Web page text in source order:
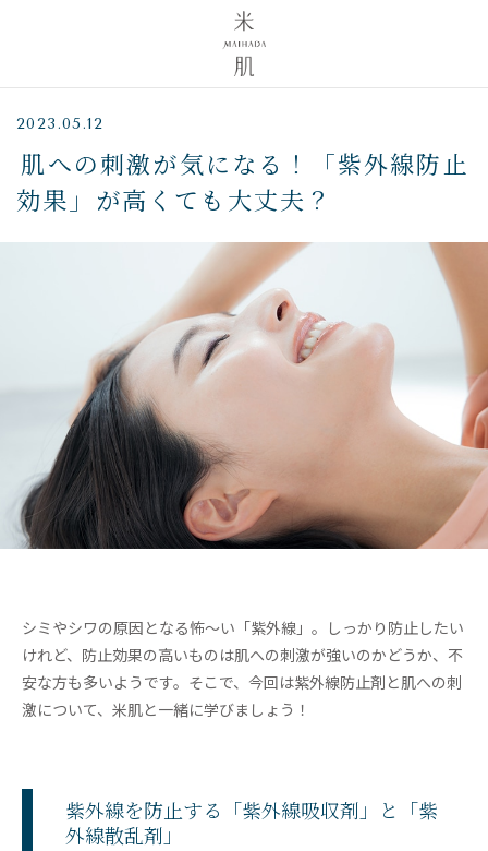
2023.05.12
肌への刺激が気になる！「紫外線防止
効果」が高くても大丈夫？
シミやシワの原因となる怖～い「紫外線」。しっかり防止したい
けれど、防止効果の高いものは肌への刺激が強いのかどうか、不
安な方も多いようです。そこで、今回は紫外線防止剤と肌への刺
激について、米肌と一緒に学びましょう！
紫外線を防止する「紫外線吸収剤」と「紫
外線散乱剤」